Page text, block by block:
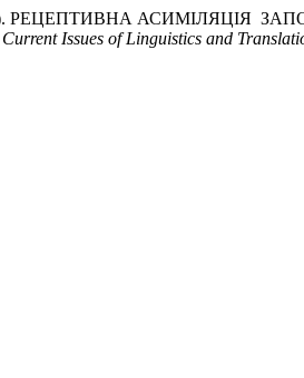
РЕЦЕПТИВНА АСИМІЛЯЦІЯ
Current Issues of Linguistics and